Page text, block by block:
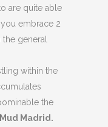
are quite able
embrace 2
general
within the
the
Madrid.